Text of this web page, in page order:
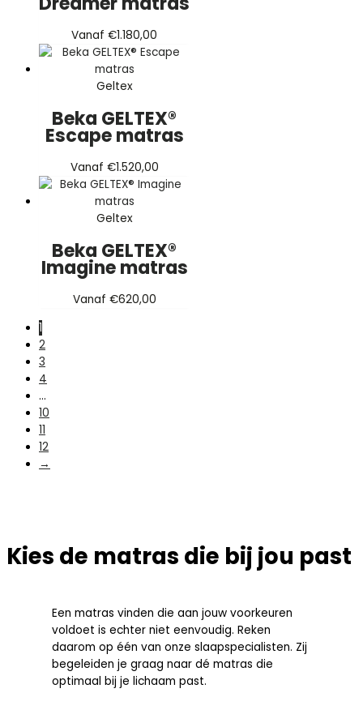
Vanaf €1.180,00
Geltex
Beka GELTEX®
Escape matras
Vanaf €1.520,00
Geltex
Beka GELTEX®
Imagine matras
Vanaf €620,00
1
2
3
4
…
10
11
12
→
Kies de matras die bij jou past
Een matras vinden die aan jouw voorkeuren
voldoet is echter niet eenvoudig. Reken
daarom op één van onze slaapspecialisten. Zij
begeleiden je graag naar dé matras die
optimaal bij je lichaam past.